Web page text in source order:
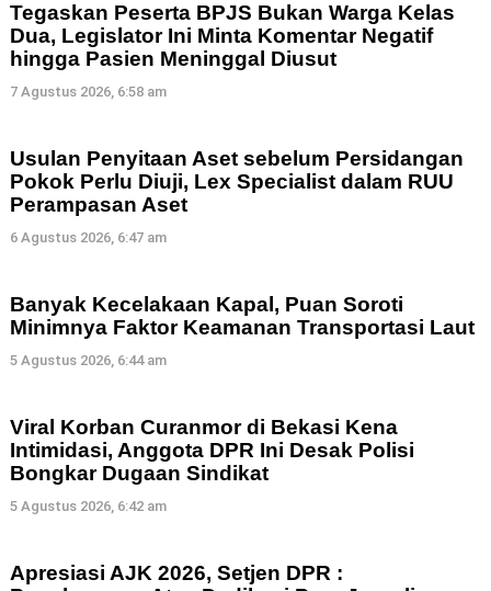
Tegaskan Peserta BPJS Bukan Warga Kelas
Dua, Legislator Ini Minta Komentar Negatif
hingga Pasien Meninggal Diusut
7 Agustus 2026, 6:58 am
Usulan Penyitaan Aset sebelum Persidangan
Pokok Perlu Diuji, Lex Specialist dalam RUU
Perampasan Aset
6 Agustus 2026, 6:47 am
Banyak Kecelakaan Kapal, Puan Soroti
Minimnya Faktor Keamanan Transportasi Laut
5 Agustus 2026, 6:44 am
Viral Korban Curanmor di Bekasi Kena
Intimidasi, Anggota DPR Ini Desak Polisi
Bongkar Dugaan Sindikat
5 Agustus 2026, 6:42 am
Apresiasi AJK 2026, Setjen DPR :